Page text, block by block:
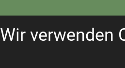
Wir verwenden